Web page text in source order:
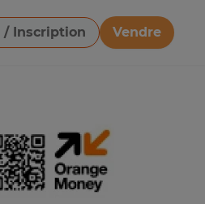
/ Inscription
Vendre
image